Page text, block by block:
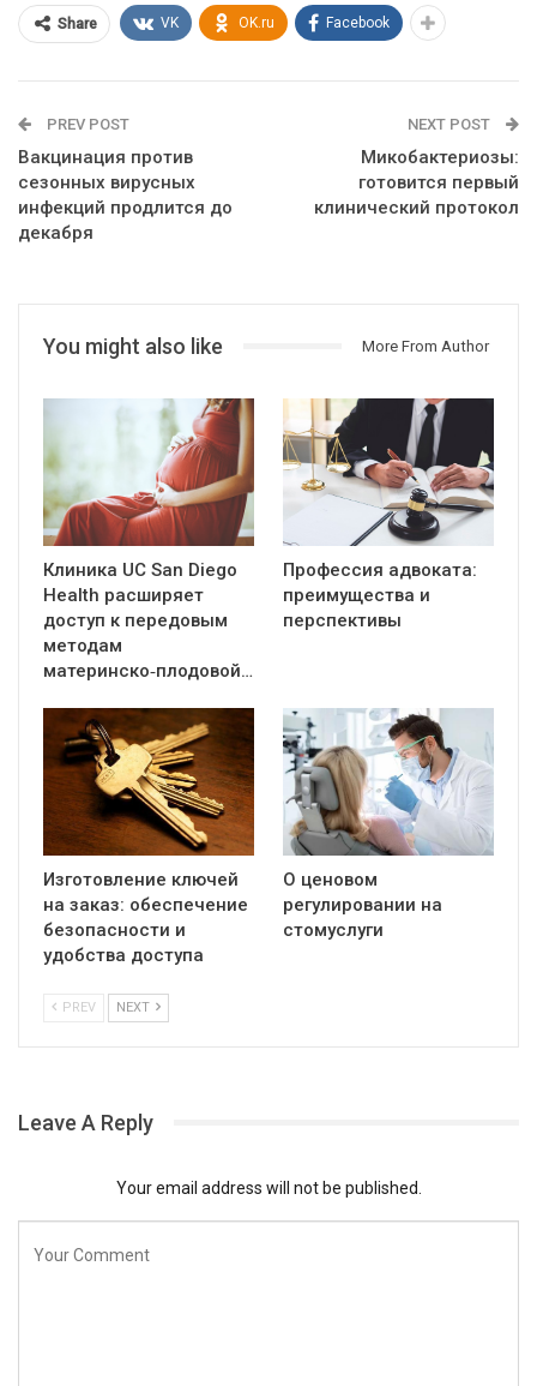
Share VK OK.ru Facebook
PREV POST
Вакцинация против
сезонных вирусных
инфекций продлится до
декабря
NEXT POST
Микобактериозы:
готовится первый
клинический протокол
You might also like More From Author
Клиника UC San Diego
Health расширяет
доступ к передовым
методам
материнско‑плодовой…
Профессия адвоката:
преимущества и
перспективы
Изготовление ключей
на заказ: обеспечение
безопасности и
удобства доступа
О ценовом
регулировании на
стомуслуги
PREV NEXT
Leave A Reply
Your email address will not be published.